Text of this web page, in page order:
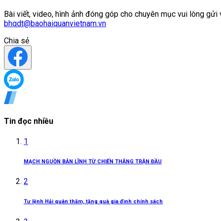
Bài viết, video, hình ảnh đóng góp cho chuyên mục vui lòng gửi
bhqdt@baohaiquanvietnam.vn
Chia sẻ
Tin đọc nhiều
1
MẠCH NGUỒN BẢN LĨNH TỪ CHIẾN THẮNG TRẬN ĐẦU
2
Tư lệnh Hải quân thăm, tặng quà gia đình chính sách